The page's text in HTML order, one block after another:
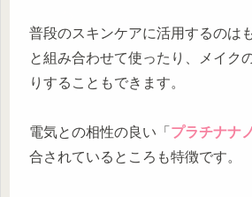
普段のスキンケアに活用するのは
と組み合わせて使ったり、メイク
りすることもできます。
電気との相性の良い「 プラチナナ
合されているところも特徴です。